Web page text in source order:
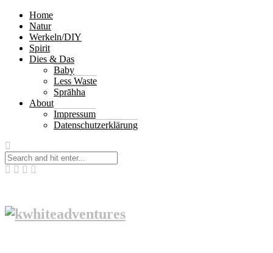
Home
Natur
Werkeln/DIY
Spirit
Dies & Das
Baby
Less Waste
Sprāhha
About
Impressum
Datenschutzerklärung